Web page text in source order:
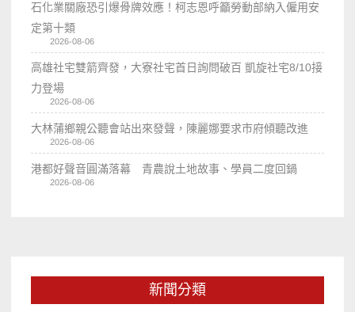
石化業關廠恐引爆骨牌效應！柯志恩呼籲勞動部納入僱用安
定第十類
2026-08-06
高雄社宅雙箭齊發，大寮社宅首日詢問破百 凱旋社宅8/10接
力登場
2026-08-06
大林蒲鄉親公聽會站出來發聲，陳麗娜要求市府傾聽改進
2026-08-06
港都好聲音圓滿落幕 青農說土地故事、學員二度回鍋
2026-08-06
新聞分類